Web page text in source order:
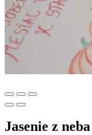
Jasenie z neba